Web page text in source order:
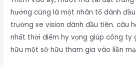
hưởng cũng là một nhân tố dành
trường xe vision dành đầu tiên. câu
nhất thời điểm hy vọng giúp công ty
hữu một sở hữu tham gia vào liền